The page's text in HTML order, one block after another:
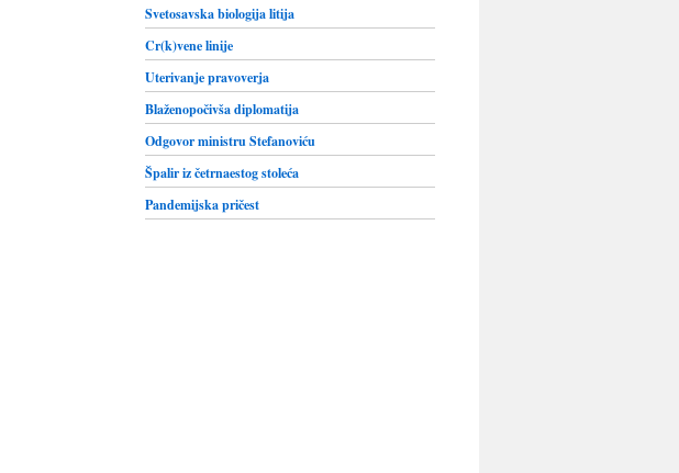
Svetosavska biologija litija
Cr(k)vene linije
Uterivanje pravoverja
Blaženopočivša diplomatija
Odgovor ministru Stefanoviću
Špalir iz četrnaestog stoleća
Pandemijska pričest